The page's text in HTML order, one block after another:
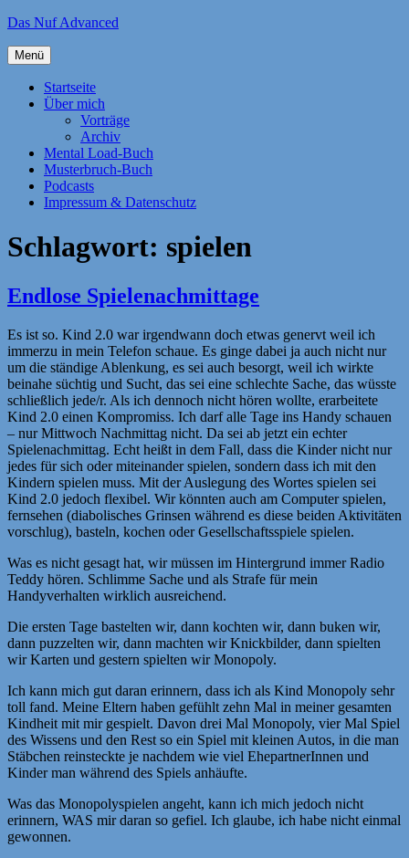
Zum
springen
Das Nuf Advanced
Menü
Startseite
Über mich
Vorträge
Archiv
Mental Load-Buch
Musterbruch-Buch
Podcasts
Impressum & Datenschutz
Schlagwort: spielen
Endlose Spielenachmittage
Es ist so. Kind 2.0 war irgendwann doch etwas genervt weil ich
immerzu in mein Telefon schaue. Es ginge dabei ja auch nicht nur
um die ständige Ablenkung, es sei auch besorgt, weil ich wirkte
beinahe süchtig und Sucht, das sei eine schlechte Sache, das wüsste
schließlich jede/r. Als ich dennoch nicht hören wollte, erarbeitete
Kind 2.0 einen Kompromiss. Ich darf alle Tage ins Handy schauen
– nur Mittwoch Nachmittag nicht. Da sei ab jetzt ein echter
Spielenachmittag. Echt heißt in dem Fall, dass die Kinder nicht nur
jedes für sich oder miteinander spielen, sondern dass ich mit den
Kindern spielen muss. Mit der Auslegung des Wortes spielen sei
Kind 2.0 jedoch flexibel. Wir könnten auch am Computer spielen,
fernsehen (diabolisches Grinsen während es diese beiden Aktivitäten
vorschlug), basteln, kochen oder Gesellschaftsspiele spielen.
Was es nicht gesagt hat, wir müssen im Hintergrund immer Radio
Teddy hören. Schlimme Sache und als Strafe für mein
Handyverhalten wirklich ausreichend.
Die ersten Tage bastelten wir, dann kochten wir, dann buken wir,
dann puzzelten wir, dann machten wir Knickbilder, dann spielten
wir Karten und gestern spielten wir Monopoly.
Ich kann mich gut daran erinnern, dass ich als Kind Monopoly sehr
toll fand. Meine Eltern haben gefühlt zehn Mal in meiner gesamten
Kindheit mit mir gespielt. Davon drei Mal Monopoly, vier Mal Spiel
des Wissens und den Rest so ein Spiel mit kleinen Autos, in die man
Stäbchen reinsteckte je nachdem wie viel EhepartnerInnen und
Kinder man während des Spiels anhäufte.
Was das Monopolyspielen angeht, kann ich mich jedoch nicht
erinnern, WAS mir daran so gefiel. Ich glaube, ich habe nicht einmal
gewonnen.